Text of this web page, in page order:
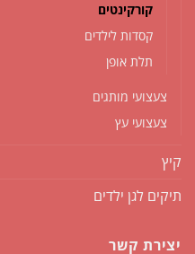
קורקינטים
קסדות לילדים
תלת אופן
צעצועי מותגים
צעצועי עץ
קיץ
תיקים לגן ילדים
יצירת קשר